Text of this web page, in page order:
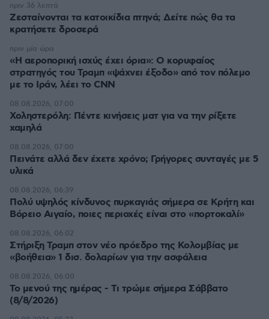
Ζεσταίνονται τα κατοικίδια πτηνά; Δείτε πώς θα τα
κρατήσετε δροσερά
πριν 36 λεπτά
«Η αεροπορική ισχύς έχει όρια»: Ο κορυφαίος
στρατηγός του Τραμπ «ψάχνει έξοδο» από τον πόλεμο
με το Ιράν, λέει το CNN
πριν μία ώρα
Χοληστερόλη: Πέντε κινήσεις ματ για να την ρίξετε
χαμηλά
08.08.2026, 07:00
Πεινάτε αλλά δεν έχετε χρόνο; Γρήγορες συνταγές με 5
υλικά
08.08.2026, 07:00
Πολύ υψηλός κίνδυνος πυρκαγιάς σήμερα σε Κρήτη και
Βόρειο Αιγαίο, ποιες περιοχές είναι στο «πορτοκαλί»
08.08.2026, 06:39
Στήριξη Τραμπ στον νέο πρόεδρο της Κολομβίας με
«βοήθεια» 1 δισ. δολαρίων για την ασφάλεια
08.08.2026, 06:02
Το μενού της ημέρας - Τι τρώμε σήμερα Σάββατο
(8/8/2026)
08.08.2026, 06:00